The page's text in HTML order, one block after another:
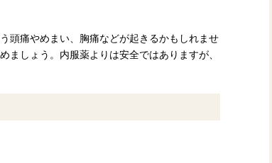
頭痛やめまい、胸痛などが起きるかもしれませ
ましょう。内服薬よりは安全ではありますが、